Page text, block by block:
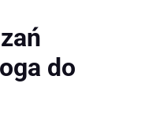
do